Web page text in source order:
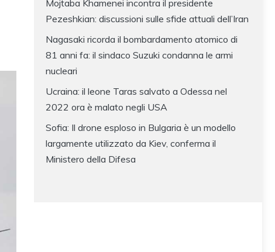
Mojtaba Khamenei incontra il presidente
Pezeshkian: discussioni sulle sfide attuali dell’Iran
Nagasaki ricorda il bombardamento atomico di
81 anni fa: il sindaco Suzuki condanna le armi
nucleari
Ucraina: il leone Taras salvato a Odessa nel
2022 ora è malato negli USA
Sofia: Il drone esploso in Bulgaria è un modello
largamente utilizzato da Kiev, conferma il
Ministero della Difesa